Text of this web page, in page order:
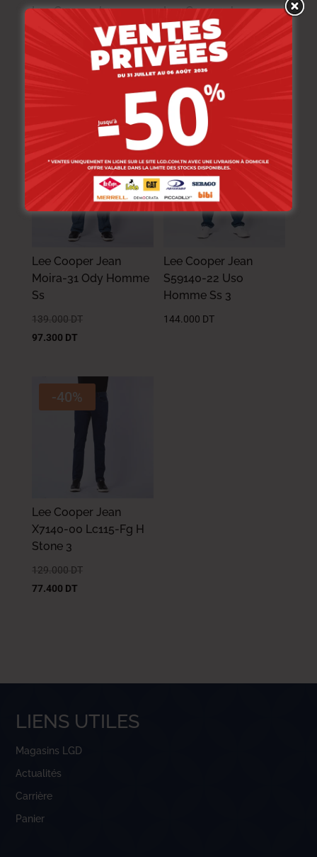
Lee Cooper Jean
Flamig-02 Lc115
Lee Cooper Jean
Maingu-00 Lc115
Homme Stone 3
129.000DT
77.400DT
Lee Cooper Jean
Moira-31 Ody Homme
Ss
139.000 DT
97.300 DT
Lee Cooper Jean
S59140-22 Uso
Homme Ss 3
144.000 DT
-40%
Lee Cooper Jean
X7140-00 Lc115-Fg H
Stone 3
129.000 DT
77.400 DT
LIENS UTILES
Magasins LGD
Actualités
Carrière
Panier